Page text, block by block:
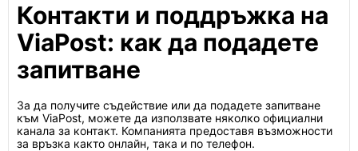
Контакти и поддръжка на
ViaPost: как да подадете
запитване
За да получите съдействие или да подадете запитване
към ViaPost, можете да използвате няколко официални
канала за контакт. Компанията предоставя възможности
за връзка както онлайн, така и по телефон.